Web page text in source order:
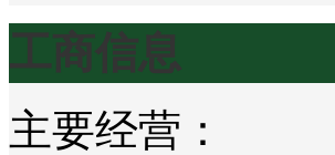
工商信息
主要经营：